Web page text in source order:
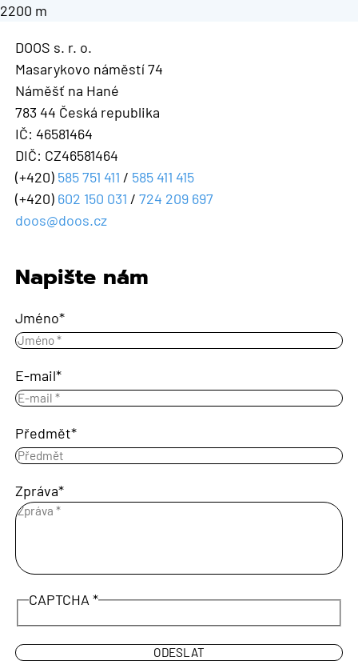
2200 m
DOOS s. r. o.
Masarykovo náměstí 74
Náměšť na Hané
783 44 Česká republika
IČ: 46581464
DIČ: CZ46581464
(+420) 585 751 411 / 585 411 415
(+420) 602 150 031 / 724 209 697
doos@doos.cz
Napište nám
Jméno
E-mail
Předmět
Zpráva
CAPTCHA